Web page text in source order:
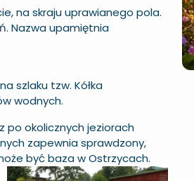
na skraju uprawianego pola.
Nazwa upamiętnia
szlaku tzw. Kółka
wodnych.
po okolicznych jeziorach
zapewnia sprawdzony,
być baza w Ostrzycach.